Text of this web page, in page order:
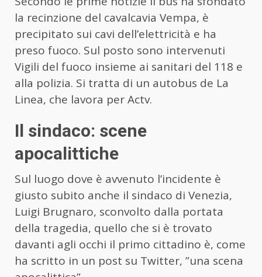
la recinzione del cavalcavia Vempa, è
precipitato sui cavi dell’elettricità e ha
preso fuoco. Sul posto sono intervenuti
Vigili del fuoco insieme ai sanitari del 118 e
alla polizia. Si tratta di un autobus de La
Linea, che lavora per Actv.
Il sindaco: scene
apocalittiche
Sul luogo dove è avvenuto l’incidente è
giusto subito anche il sindaco di Venezia,
Luigi Brugnaro, sconvolto dalla portata
della tragedia, quello che si è trovato
davanti agli occhi il primo cittadino è, come
ha scritto in un post su Twitter, ”una scena